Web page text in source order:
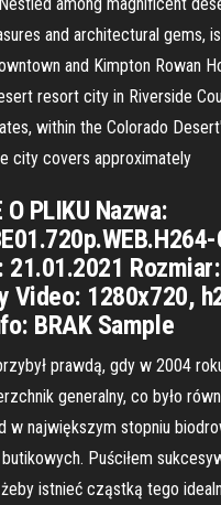
and architectural gems,
and Kimpton Rowan
resort city in Riverside
within the Colorado
city covers approximately
O PLIKU Nazwa:
21.01.2021
Video: 1280x720,
BRAK Sample
prawdą, gdy w 2004
generalny, co było
w największym stopniu
Puściłem
istnieć cząstką tego